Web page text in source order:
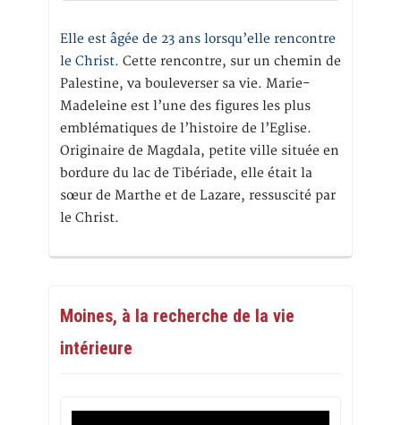
Elle est âgée de 23 ans lorsqu’elle rencontre
le Christ. Cette rencontre, sur un chemin de
Palestine, va bouleverser sa vie. Marie-
Madeleine est l’une des figures les plus
emblématiques de l’histoire de l’Eglise.
Originaire de Magdala, petite ville située en
bordure du lac de Tibériade, elle était la
sœur de Marthe et de Lazare, ressuscité par
le Christ.
Moines, à la recherche de la vie
intérieure